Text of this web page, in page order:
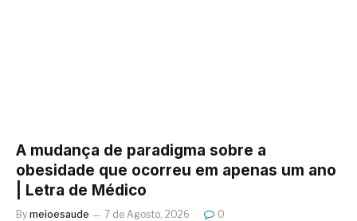
A mudança de paradigma sobre a
obesidade que ocorreu em apenas um ano
| Letra de Médico
By meioesaude 7 de Agosto, 2026 0